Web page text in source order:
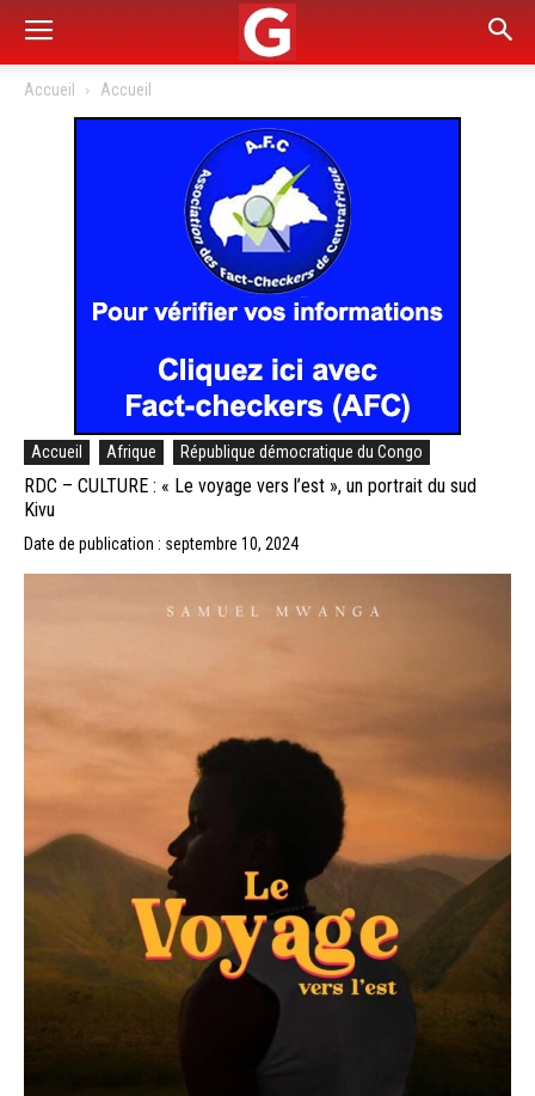
Accueil Accueil
Accueil Afrique République démocratique du Congo
RDC – CULTURE : « Le voyage vers l’est », un portrait du sud
Kivu
Date de publication : septembre 10, 2024